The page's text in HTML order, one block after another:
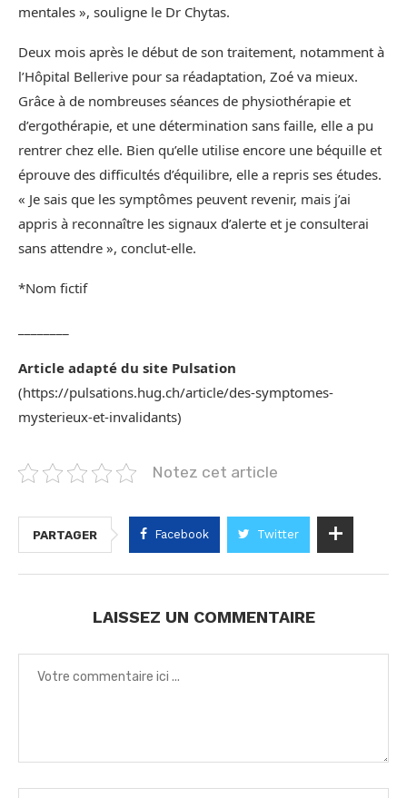
mentales », souligne le Dr Chytas.
Deux mois après le début de son traitement, notamment à
l’Hôpital Bellerive pour sa réadaptation, Zoé va mieux.
Grâce à de nombreuses séances de physiothérapie et
d’ergothérapie, et une détermination sans faille, elle a pu
rentrer chez elle. Bien qu’elle utilise encore une béquille et
éprouve des difficultés d’équilibre, elle a repris ses études.
« Je sais que les symptômes peuvent revenir, mais j’ai
appris à reconnaître les signaux d’alerte et je consulterai
sans attendre », conclut-elle.
*Nom fictif
Article adapté du site Pulsation
(https://pulsations.hug.ch/article/des-symptomes-
mysterieux-et-invalidants)
Notez cet article
PARTAGER Facebook Twitter
LAISSEZ UN COMMENTAIRE